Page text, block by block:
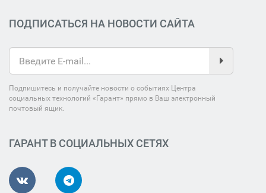
ПОДПИСАТЬСЯ НА НОВОСТИ САЙТА
Подпишитесь и получайте новости о событиях Центра
социальных технологий «Гарант» прямо в Ваш электронный
почтовый ящик.
ГАРАНТ В СОЦИАЛЬНЫХ СЕТЯХ